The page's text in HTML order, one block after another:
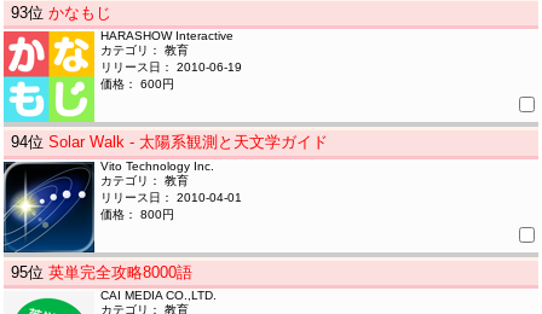
93位かなもじ
HARASHOW Interactive
カテゴリ： 教育
リリース日： 2010-06-19
価格： 600円
94位Solar Walk - 太陽系観測と天文学ガイド
Vito Technology Inc.
カテゴリ： 教育
リリース日： 2010-04-01
価格： 800円
95位英単完全攻略8000語
CAI MEDIA CO.,LTD.
カテゴリ： 教育